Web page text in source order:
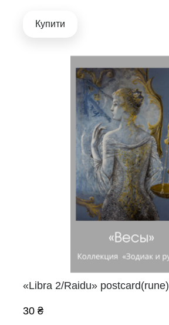
Купити
«Libra 2/Raidu» postcard(rune)
30 ₴